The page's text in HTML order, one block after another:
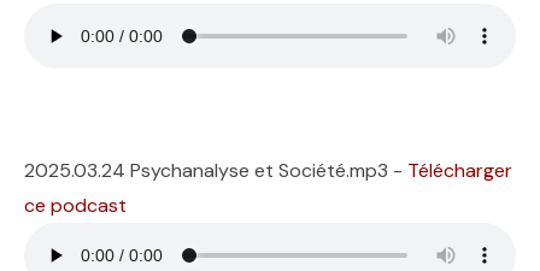
2025.03.24 Psychanalyse et Société.mp3 - Télécharger
ce podcast